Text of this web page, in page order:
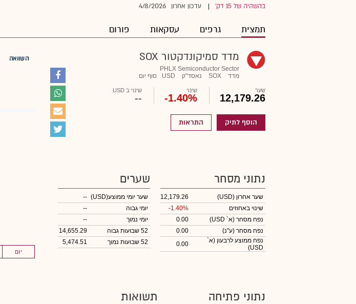
בהשהיה של 15 דק' עדכון אחרון 4/8/2026
תמצית גרפים עסקאות פורום
מדד סמיקונדקטור SOX
PHLX Semiconductor Sector
מדד
SOX נאסד"ק USD סוף יום
שער
12,179.26
שינוי
-1.40%
שינוי ב USD
--
הוסף לתיק התראות
השוואה
יום
נתוני מסחר
שער אחרון (USD)
12,179.26
שינוי באחוזים
-1.40%
נפח מסחר (א` USD)
0.00
נפח מסחר (ע"נ)
0.00
נפח ממוצע לרבעון (א`
USD)
0.00
שערים
שער יומי ממוצע(USD)
--
יומי גבוה
--
יומי נמוך
--
52 שבועות גבוה
14,655.29
52 שבועות נמוך
5,474.51
נתוני פתיחה תשואות